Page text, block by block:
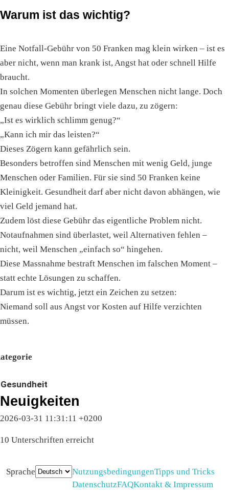
Warum ist das wichtig?
Eine Notfall-Gebühr von 50 Franken mag klein wirken – ist es
aber nicht, wenn man krank ist, Angst hat oder schnell Hilfe
braucht.
In solchen Momenten überlegen Menschen nicht lange. Doch
genau diese Gebühr bringt viele dazu, zu zögern:
„Ist es wirklich schlimm genug?“
„Kann ich mir das leisten?“
Dieses Zögern kann gefährlich sein.
Besonders betroffen sind Menschen mit wenig Geld, junge
Menschen oder Familien. Für sie sind 50 Franken keine
Kleinigkeit. Gesundheit darf aber nicht davon abhängen, wie
viel Geld jemand hat.
Zudem löst diese Gebühr das eigentliche Problem nicht.
Notaufnahmen sind überlastet, weil Alternativen fehlen –
nicht, weil Menschen „einfach so“ hingehen.
Diese Massnahme bestraft Menschen im falschen Moment –
statt echte Lösungen zu schaffen.
Darum ist es wichtig, jetzt ein Zeichen zu setzen:
Niemand soll aus Angst vor Kosten auf Hilfe verzichten
müssen.
Gesundheit
Neuigkeiten
2026-03-31 11:31:11 +0200
10 Unterschriften erreicht
Sprache NutzungsbedingungenTipps und Tricks
DatenschutzFAQKontakt & Impressum